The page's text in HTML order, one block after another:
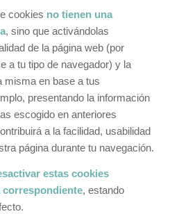
cookies no tienen una
, sino que activándolas
de la página web (por
a tu tipo de navegador) y la
misma en base a tus
presentando la información
escogido en anteriores
a la facilidad, usabilidad
página durante tu navegación.
estas cookies
correspondiente, estando